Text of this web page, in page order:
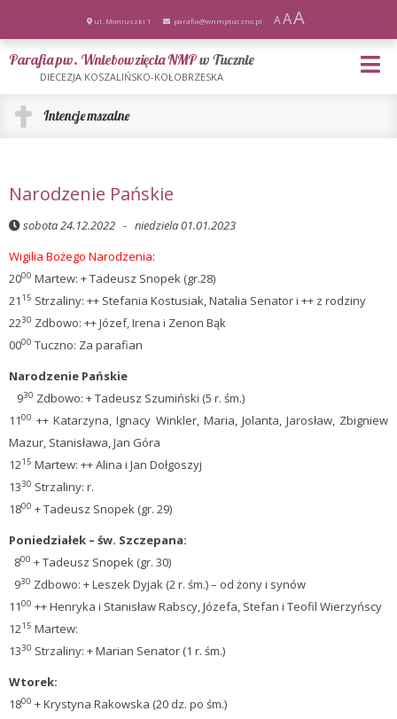
ul. Moniuszki 1 parafia@wnmptuczno.pl AAA
Intencje mszalne
Narodzenie Pańskie
sobota 24.12.2022 - niedziela 01.01.2023
Wigilia Bożego Narodzenia:
2000 Martew: + Tadeusz Snopek (gr.28)
21 15 Strzaliny: ++ Stefania Kostusiak, Natalia Senator i ++ z rodziny
2230 Zdbowo: ++ Józef, Irena i Zenon Bąk
0000 Tuczno: Za parafian
Narodzenie Pańskie
930 Zdbowo: + Tadeusz Szumiński (5 r. śm.)
1100 ++ Katarzyna, Ignacy Winkler, Maria, Jolanta, Jarosław, Zbigniew
Mazur, Stanisława, Jan Góra
1215 Martew: ++ Alina i Jan Dołgoszyj
1330 Strzaliny: r.
1800 + Tadeusz Snopek (gr. 29)
Poniedziałek – św. Szczepana:
800 + Tadeusz Snopek (gr. 30)
930 Zdbowo: + Leszek Dyjak (2 r. śm.) – od żony i synów
1100 ++ Henryka i Stanisław Rabscy, Józefa, Stefan i Teofil Wierzyńscy
1215 Martew:
1330 Strzaliny: + Marian Senator (1 r. śm.)
Wtorek:
1800 + Krystyna Rakowska (20 dz. po śm.)
Parafia pw. Wniebowzięcia NMPw Tucznie
DIECEZJA KOSZALIŃSKO-KOŁOBRZESKA